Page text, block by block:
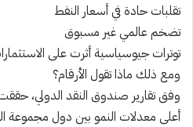
تقلبات حادة في أسعار النفط
تضخم عالمي غير مسبوق
توترات جيوسياسية أثرت على
ومع ذلك ماذا تقول الأرقام؟